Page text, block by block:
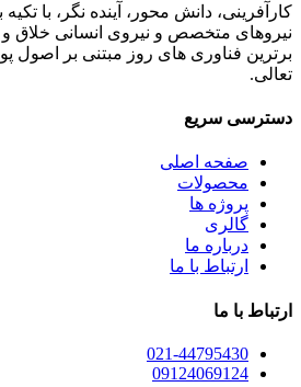
کارآفرینی، دانش محور، آینده نگر، با
نیروهای متخصص و نیروی انسانی خلاق و
برترین فناوری های روز مبتنی بر اصول
تعالی.
دسترسی سریع
صفحه اصلی
محصولات
پروژه ها
گالری
درباره ما
ارتباط با ما
ارتباط با ما
021-44795430
09124069124